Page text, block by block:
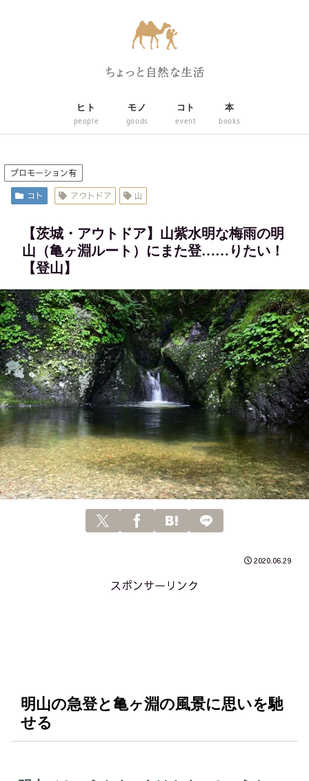
ヒト
people
モノ
goods
コト
event
本
books
プロモーション有
コト アウトドア 山
【茨城・アウトドア】山紫水明な梅雨の明
山（亀ヶ淵ルート）にまた登……りたい！
【登山】
2020.06.29
スポンサーリンク
明山の急登と亀ヶ淵の風景に思いを馳
せる